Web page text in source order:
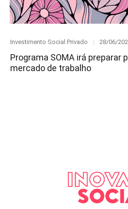
Category
Investimento Social Privado
Posted
28/06/
Programa SOMA irá preparar
mercado de trabalho